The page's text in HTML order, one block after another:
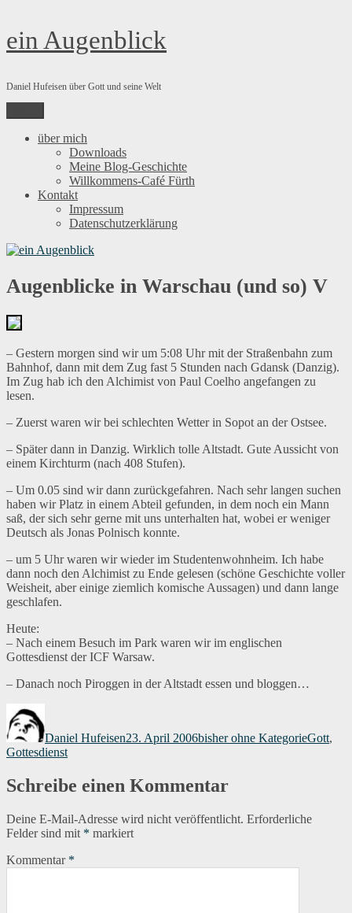
Zum
Inhalt
ein Augenblick
Daniel Hufeisen über Gott und seine Welt
über mich
Downloads
Meine Blog-Geschichte
Willkommens-Café Fürth
Kontakt
Impressum
Datenschutzerklärung
Augenblicke in Warschau (und so) V
– Gestern morgen sind wir um 5:08 Uhr mit der Straßenbahn zum
Bahnhof, dann mit dem Zug fast 5 Stunden nach Gdansk (Danzig).
Im Zug hab ich den Alchimist von Paul Coelho angefangen zu
lesen.
– Zuerst waren wir bei schlechten Wetter in Sopot an der Ostsee.
– Später dann in Danzig. Wirklich tolle Altstadt. Gute Aussicht von
einem Kirchturm (nach 408 Stufen).
– Um 0.05 sind wir dann zurückgefahren. Nach sehr langen suchen
haben wir Platz in einem Abteil gefunden, in dem noch ein Mann
saß, der sich sehr gerne mit uns unterhalten hat, wobei er weniger
Deutsch als Jonas Polnisch konnte.
– um 5 Uhr waren wir wieder im Studentenwohnheim. Ich habe
dann noch den Alchimist zu Ende gelesen (schöne Geschichte voller
Weisheit, aber einige ziemlich komische Aussagen) und dann lange
geschlafen.
Heute:
– Nach einem Besuch im Park waren wir im englischen
Gottesdienst der ICF Warsaw.
– Danach noch Piroggen in der Altstadt essen und bloggen…
Daniel Hufeisen23. April 2006bisher ohne KategorieGott,
Gottesdienst
Schreibe einen Kommentar
Deine E-Mail-Adresse wird nicht veröffentlicht. Erforderliche
Felder sind mit * markiert
Kommentar *